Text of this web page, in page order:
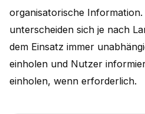
organisatorische
unterscheiden sich je nach
dem Einsatz immer
einholen und Nutzer
einholen, wenn erforderlich.